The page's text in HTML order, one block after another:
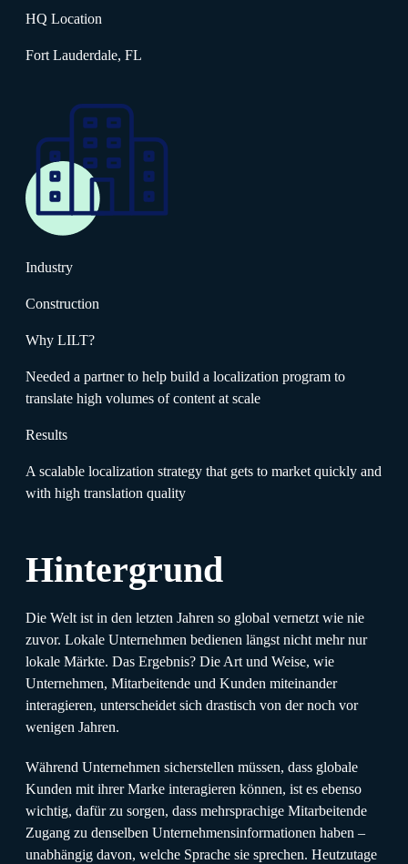
HQ Location
Fort Lauderdale, FL
Industry
Construction
Why LILT?
Needed a partner to help build a localization program to
translate high volumes of content at scale
Results
A scalable localization strategy that gets to market quickly and
with high translation quality
Hintergrund
Die Welt ist in den letzten Jahren so global vernetzt wie nie
zuvor. Lokale Unternehmen bedienen längst nicht mehr nur
lokale Märkte. Das Ergebnis? Die Art und Weise, wie
Unternehmen, Mitarbeitende und Kunden miteinander
interagieren, unterscheidet sich drastisch von der noch vor
wenigen Jahren.
Während Unternehmen sicherstellen müssen, dass globale
Kunden mit ihrer Marke interagieren können, ist es ebenso
wichtig, dafür zu sorgen, dass mehrsprachige Mitarbeitende
Zugang zu denselben Unternehmensinformationen haben –
unabhängig davon, welche Sprache sie sprechen. Heutzutage